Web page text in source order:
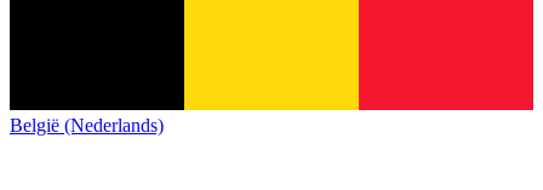
België (Nederlands)